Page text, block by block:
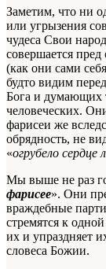
Заметим, что ни
или угрызения
чудеса Свои
совершается
(как они сами
будто видим
Бога и думающих
человеческих.
фарисеи же
обрядность, не
«огрубело сердце
Мы выше не раз
фарисее». Они
враждебные
стремятся к
их и упраздняет
словеса Божии.